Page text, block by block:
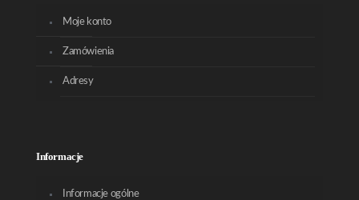
Moje konto
Zamówienia
Adresy
Informacje
Informacje ogólne